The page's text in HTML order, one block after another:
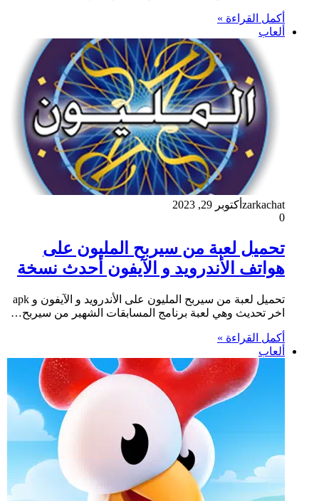
أكمل القراءة »
ألعاب
zarkachat أكتوبر 29, 2023
0
تحميل لعبة من سيربح المليون على
هواتف الأندرويد و الآيفون أحدث نسخة
تحميل لعبة من سيربح المليون على الأندرويد و الآيفون و apk
اخر تحديث وهي لعبة برنامج المسابقات الشهير من سيربح…
أكمل القراءة »
ألعاب